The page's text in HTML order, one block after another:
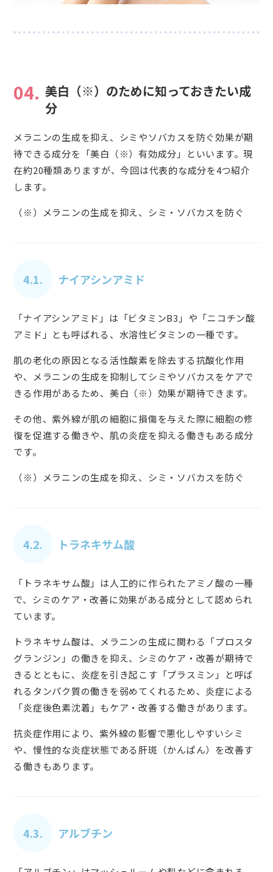
04. 美白（※）のために知っておきたい成
分
メラニンの生成を抑え、シミやソバカスを防ぐ効果が期
待できる成分を「美白（※）有効成分」といいます。現
在約20種類ありますが、今回は代表的な成分を4つ紹介
します。
（※）メラニンの生成を抑え、シミ・ソバカスを防ぐ
4.1. ナイアシンアミド
「ナイアシンアミド」は「ビタミンB3」や「ニコチン酸
アミド」とも呼ばれる、水溶性ビタミンの一種です。
肌の老化の原因となる活性酸素を除去する抗酸化作用
や、メラニンの生成を抑制してシミやソバカスをケアで
きる作用があるため、美白（※）効果が期待できます。
その他、紫外線が肌の細胞に損傷を与えた際に細胞の修
復を促進する働きや、肌の炎症を抑える働きもある成分
です。
（※）メラニンの生成を抑え、シミ・ソバカスを防ぐ
4.2. トラネキサム酸
「トラネキサム酸」は人工的に作られたアミノ酸の一種
で、シミのケア・改善に効果がある成分として認められ
ています。
トラネキサム酸は、メラニンの生成に関わる「プロスタ
グランジン」の働きを抑え、シミのケア・改善が期待で
きるとともに、炎症を引き起こす「プラスミン」と呼ば
れるタンパク質の働きを弱めてくれるため、炎症による
「炎症後色素沈着」もケア・改善する働きがあります。
抗炎症作用により、紫外線の影響で悪化しやすいシミ
や、慢性的な炎症状態である肝斑（かんぱん）を改善す
る働きもあります。
4.3. アルブチン